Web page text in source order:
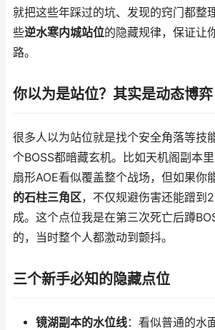
就把这些年踩过的坑、发现的窍门都整
些逆水寒内城站位的隐藏规律，保证让
路。
你以为是站位？其实是动态博弈
很多人以为站位就是找个安全角落等技
个BOSS都暗藏玄机。比如天机阁副本
扇形AOE看似覆盖整个战场，但如果你
的石柱三角区，不仅规避伤害还能蹭到
成。这个点位我是在第三次死亡后蹲
的，当时整个人都激动到颤抖。
三个新手必知的隐藏点位
镜湖副本的水位线：看似普通的水